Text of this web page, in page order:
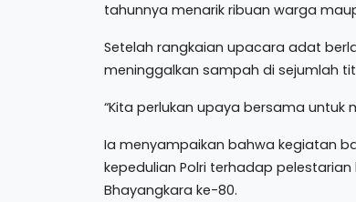
tahunnya menarik ribuan warga
Setelah rangkaian upacara adat
meninggalkan sampah di sejumlah
“Kita perlukan upaya bersama untuk
Ia menyampaikan bahwa kegiatan
kepedulian Polri terhadap
Bhayangkara ke-80.